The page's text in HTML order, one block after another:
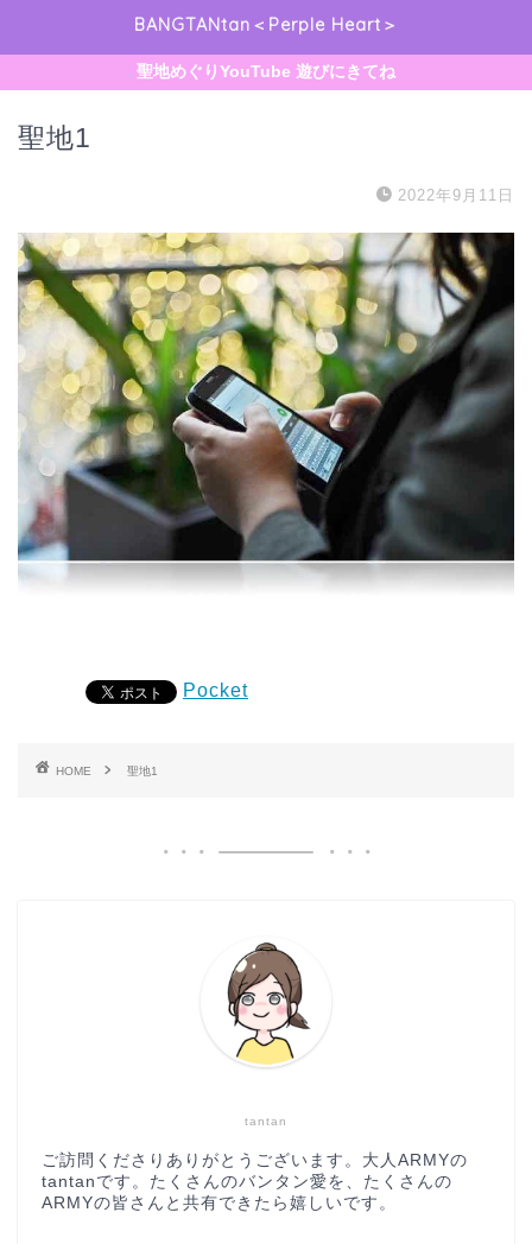
BANGTANtan＜Perple Heart＞
聖地めぐりYouTube 遊びにきてね
聖地1
2022年9月11日
Pocket
HOME 聖地1
tantan
ご訪問くださりありがとうございます。大人ARMYの
tantanです。たくさんのバンタン愛を、たくさんの
ARMYの皆さんと共有できたら嬉しいです。